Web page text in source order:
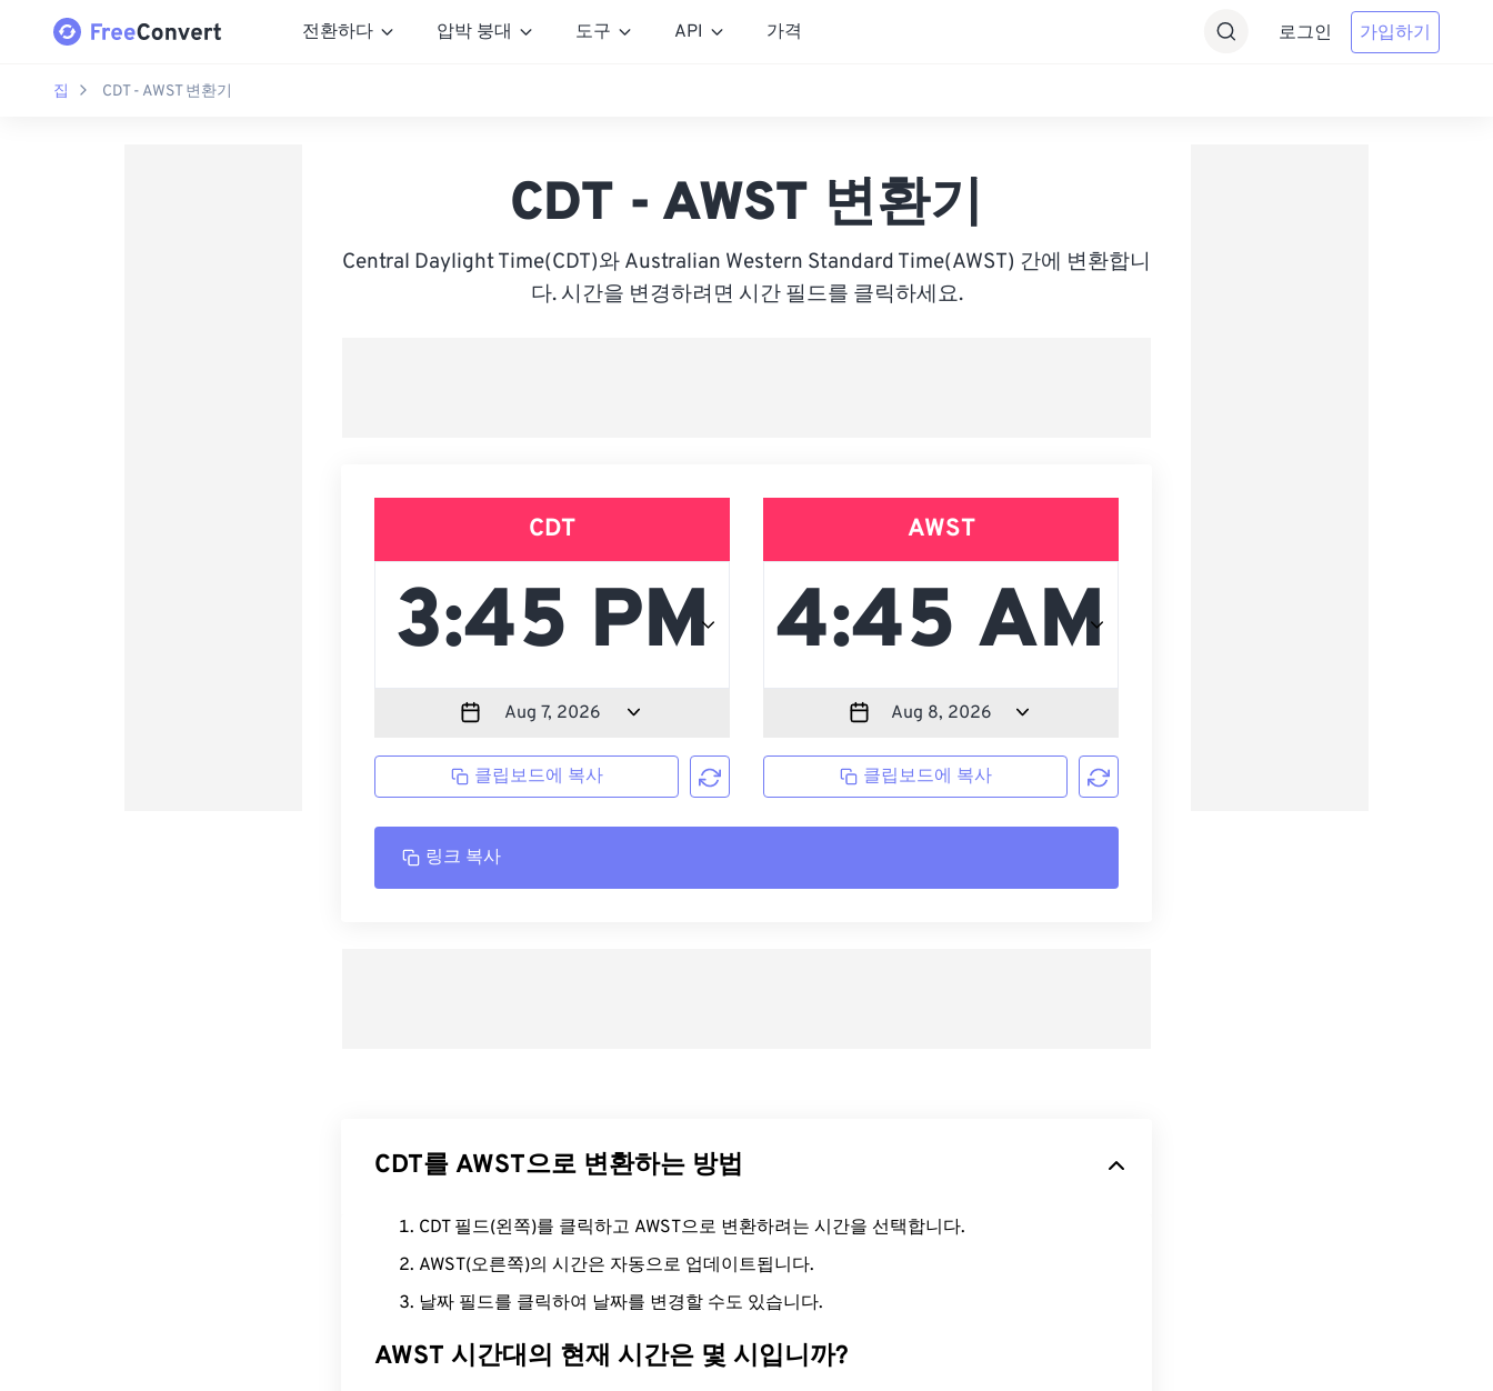
전환하다 압박 붕대 도구 API 가격 로그인 가입하기
집 CDT - AWST 변환기
CDT - AWST 변환기
Central Daylight Time(CDT)와 Australian Western Standard Time(AWST) 간에 변환합니
다. 시간을 변경하려면 시간 필드를 클릭하세요.
CDT
클립보드에 복사
AWST
클립보드에 복사
링크 복사
CDT를 AWST으로 변환하는 방법
CDT 필드(왼쪽)를 클릭하고 AWST으로 변환하려는 시간을 선택합니다.
AWST(오른쪽)의 시간은 자동으로 업데이트됩니다.
날짜 필드를 클릭하여 날짜를 변경할 수도 있습니다.
AWST 시간대의 현재 시간은 몇 시입니까?